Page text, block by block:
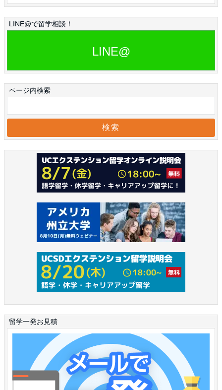
LINE@で留学相談！
LINE@
ページ内検索
留学一発お見積